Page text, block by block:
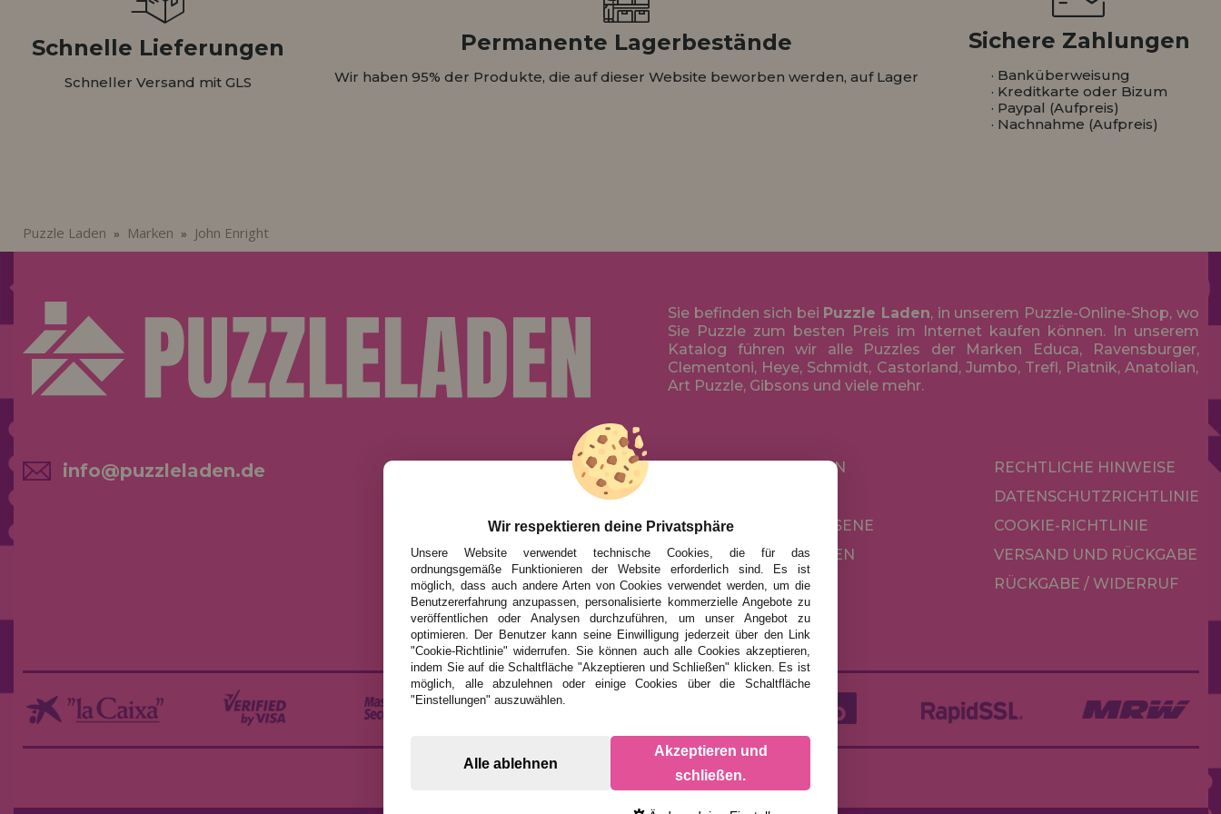
Schnelle Lieferungen
Schneller Versand mit GLS
Permanente Lagerbestände
Wir haben 95% der Produkte, die auf dieser Website beworben werden, auf Lager
Sichere Zahlungen
· Banküberweisung
· Kreditkarte oder Bizum
· Paypal (Aufpreis)
· Nachnahme (Aufpreis)
Puzzle Laden » Marken » John Enright
Sie befinden sich bei Puzzle Laden, in unserem Puzzle-Online-Shop, wo
Sie Puzzle zum besten Preis im Internet kaufen können. In unserem
Katalog führen wir alle Puzzles der Marken Educa, Ravensburger,
Clementoni, Heye, Schmidt, Castorland, Jumbo, Trefl, Piatnik, Anatolian,
Art Puzzle, Gibsons und viele mehr.
info@puzzleladen.de
AKTIONEN UND ANGEBOTE
NACH MARKEN
FÜR ERWACHSENE
NACH AUTOREN
ZUBEHÖR
BRETTSPIELE
RECHTLICHE HINWEISE
DATENSCHUTZRICHTLINIE
COOKIE-RICHTLINIE
VERSAND UND RÜCKGABE
RÜCKGABE / WIDERRUF
Wir respektieren deine Privatsphäre
Unsere Website verwendet technische Cookies, die für das
ordnungsgemäße Funktionieren der Website erforderlich sind. Es ist
möglich, dass auch andere Arten von Cookies verwendet werden, um die
Benutzererfahrung anzupassen, personalisierte kommerzielle Angebote zu
veröffentlichen oder Analysen durchzuführen, um unser Angebot zu
optimieren. Der Benutzer kann seine Einwilligung jederzeit über den Link
"Cookie-Richtlinie" widerrufen. Sie können auch alle Cookies akzeptieren,
indem Sie auf die Schaltfläche "Akzeptieren und Schließen" klicken. Es ist
möglich, alle abzulehnen oder einige Cookies über die Schaltfläche
"Einstellungen" auszuwählen.
Alle ablehnen
Akzeptieren und
schließen.